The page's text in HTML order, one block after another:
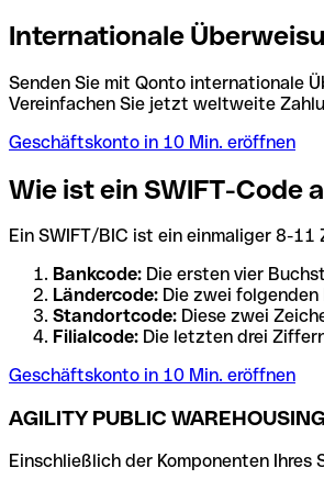
Internationale
Senden Sie mit Qonto internationale
Vereinfachen Sie jetzt weltweite
Geschäftskonto in 10 Min. eröffnen
Wie ist ein SWIFT-Code
Ein SWIFT/BIC ist ein einmaliger 8-
Bankcode: Die ersten vier
Ländercode: Die zwei
Standortcode: Diese zwei
Filialcode: Die letzten drei
Geschäftskonto in 10 Min. eröffnen
AGILITY PUBLIC
Einschließlich der Komponenten